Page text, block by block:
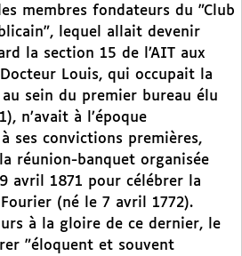
membres fondateurs du "Club
lequel allait devenir
la section 15 de l’AIT aux
Louis, qui occupait la
sein du premier bureau élu
n’avait à l’époque
ses convictions premières,
réunion-banquet organisée
avril 1871 pour célébrer la
(né le 7 avril 1772).
à la gloire de ce dernier, le
"éloquent et souvent